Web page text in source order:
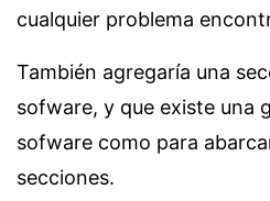
cualquier problema
También agregaría una
sofware, y que existe una
sofware como para
secciones.